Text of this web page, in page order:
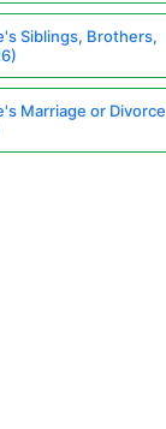
Siblings, Brothers,
Marriage or Divorce